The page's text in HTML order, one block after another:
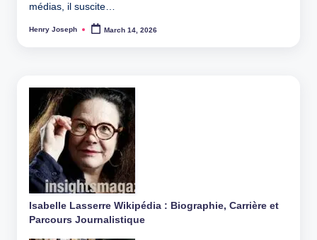
médias, il suscite…
Posted
Henry Joseph March 14, 2026
Isabelle Lasserre Wikipédia : Biographie, Carrière et
Parcours Journalistique